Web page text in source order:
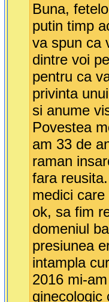
Buna,
putin timp
va spun ca
dintre voi
pentru ca
privinta
si anume
Povestea
am 33 de
raman
fara
medici
ok, sa fim
domeniul
presiunea
intampla
2016 mi-
ginecologic